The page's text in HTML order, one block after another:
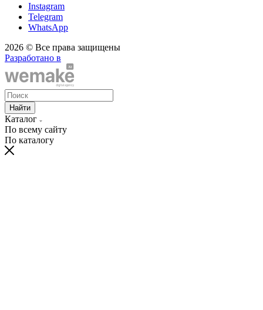
Instagram
Telegram
WhatsApp
2026 © Все права защищены
Разработано в
Найти
Каталог
По всему сайту
По каталогу